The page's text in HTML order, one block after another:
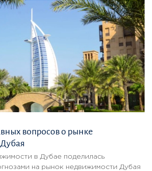
вопросов о рынке
в Дубае поделилась
на рынок недвижимости Дубая